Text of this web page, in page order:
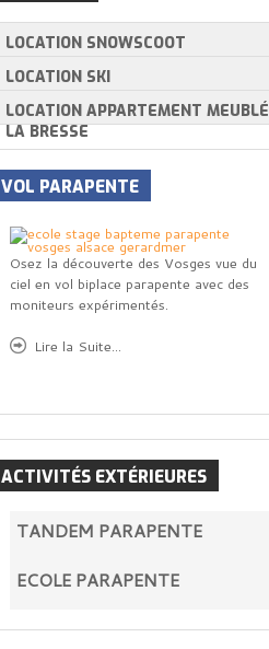
LOCATION SNOWSCOOT
LOCATION SKI
LOCATION APPARTEMENT MEUBLÉ
LA BRESSE
VOL PARAPENTE
Osez la découverte des Vosges vue du
ciel en vol biplace parapente avec des
moniteurs expérimentés.
Lire la Suite...
ACTIVITÉS EXTÉRIEURES
TANDEM PARAPENTE
ECOLE PARAPENTE